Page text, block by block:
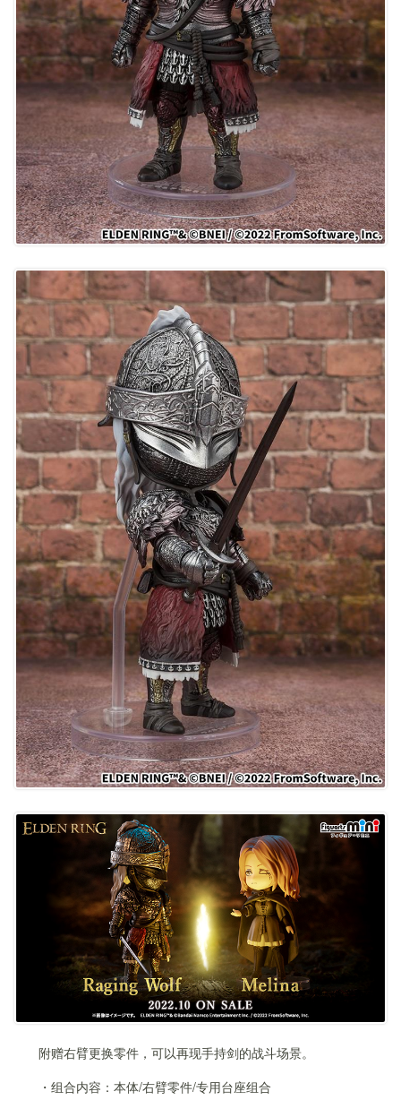
附赠右臂更换零件，可以再现手持剑的战斗场景。
・组合内容：本体/右臂零件/专用台座组合